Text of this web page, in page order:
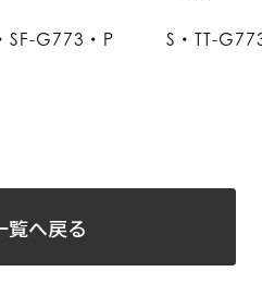
SF-G773・P S・TT-
覧へ戻る